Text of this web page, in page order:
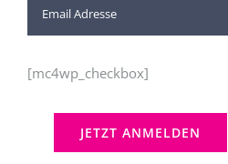
[mc4wp_checkbox]